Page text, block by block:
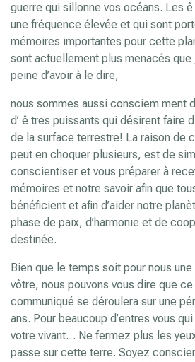
guerre qui sillonne vos océans. Les
une fréquence élevée et qui sont
mémoires importantes pour cette
sont actuellement plus menacés que
peine d’avoir à le dire,
nous sommes aussi consciem ment
d’ ê tres puissants qui désirent faire
de la surface terrestre! La raison de
peut en choquer plusieurs, est de
conscientiser et vous préparer à
mémoires et notre savoir afin que
bénéficient et afin d’aider notre
phase de paix, d’harmonie et de
destinée.
Bien que le temps soit pour nous
vôtre, nous pouvons vous dire que
communiqué se déroulera sur une
ans. Pour beaucoup d’entres vous
votre vivant… Ne fermez plus les
passe sur cette terre. Soyez